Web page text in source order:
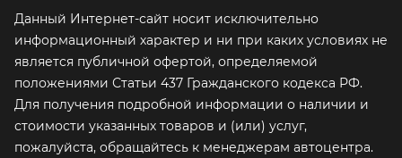
Данный Интернет-сайт носит исключительно
информационный характер и ни при каких условиях не
является публичной офертой, определяемой
положениями Статьи 437 Гражданского кодекса РФ.
Для получения подробной информации о наличии и
стоимости указанных товаров и (или) услуг,
пожалуйста, обращайтесь к менеджерам автоцентра.